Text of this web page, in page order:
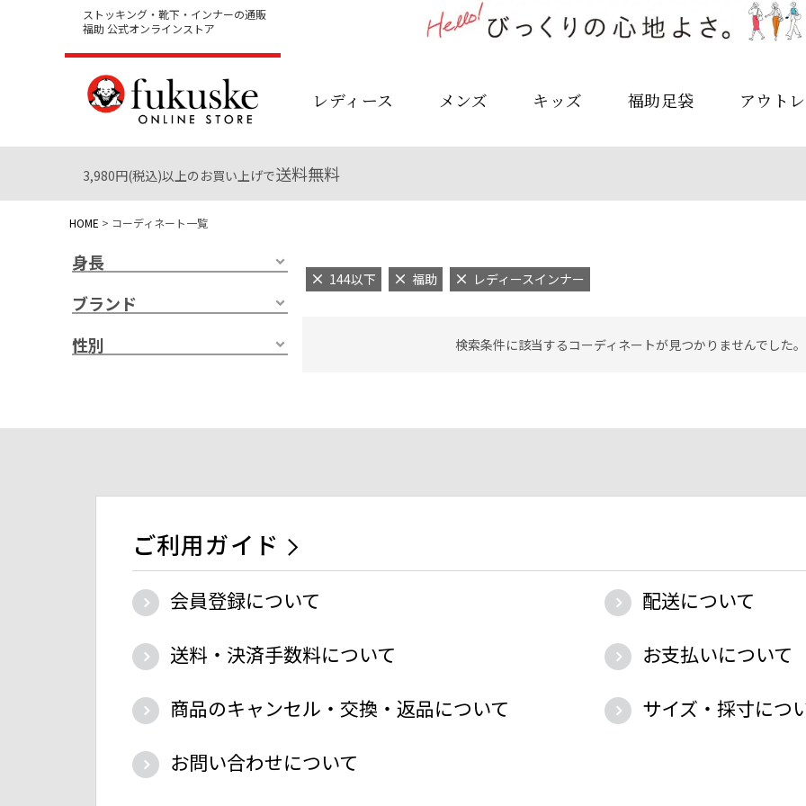
ストッキング・靴下・インナーの通販
福助 公式オンラインストア
レディース メンズ キッズ 福助足袋 アウト
3,980円(税込)以上のお買い上げで送料無料
HOME コーディネート一覧
身長
ブランド
性別
144以下 福助 レディースインナー
検索条件に該当するコーディネートが見つかりませんでした
ご利用ガイド
会員登録について
配送について
送料・決済手数料について
お支払いについて
商品のキャンセル・交換・返品について
サイズ・採寸につ
お問い合わせについて